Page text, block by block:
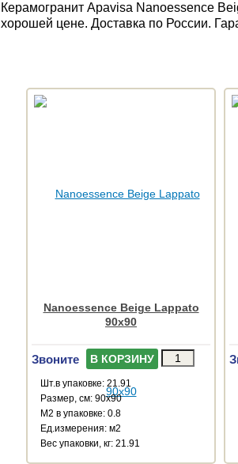
Керамогранит Apavisa Nanoessence
хорошей цене. Доставка по России.
Nanoessence Beige Lappato
90x90
Звоните В КОРЗИНУ
Шт.в упаковке: 21.91
Размер, см: 90x90
М2 в упаковке: 0.8
Ед.измерения: м2
Веc упаковки, кг: 21.91